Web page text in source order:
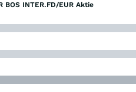
BOS INTER.FD/EUR Aktie